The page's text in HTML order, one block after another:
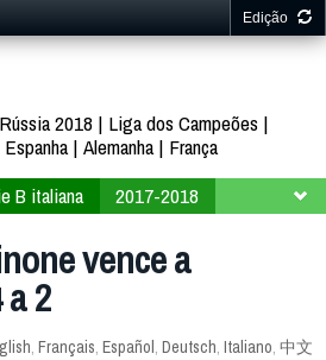
Edição
2018
Liga dos Campeões
Espanha Alemanha
França
B italiana
2017-2018
vence a
2
, Français, Español, Deutsch, Italiano, 中文